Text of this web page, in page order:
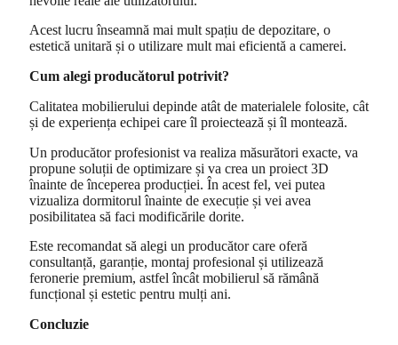
Acest lucru înseamnă mai mult spațiu de depozitare, o
estetică unitară și o utilizare mult mai eficientă a camerei.
Cum alegi producătorul potrivit?
Calitatea mobilierului depinde atât de materialele folosite, cât
și de experiența echipei care îl proiectează și îl montează.
Un producător profesionist va realiza măsurători exacte, va
propune soluții de optimizare și va crea un proiect 3D
înainte de începerea producției. În acest fel, vei putea
vizualiza dormitorul înainte de execuție și vei avea
posibilitatea să faci modificările dorite.
Este recomandat să alegi un producător care oferă
consultanță, garanție, montaj profesional și utilizează
feronerie premium, astfel încât mobilierul să rămână
funcțional și estetic pentru mulți ani.
Concluzie